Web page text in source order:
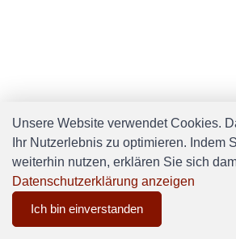
Menu
Unsere Website verwendet Cookies.
Ihr Nutzerlebnis zu optimieren. Indem
weiterhin nutzen, erklären Sie sich
Datenschutzerklärung anzeigen
Ich bin einverstanden